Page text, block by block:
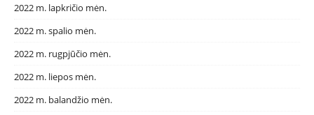
2022 m. lapkričio mėn.
2022 m. spalio mėn.
2022 m. rugpjūčio mėn.
2022 m. liepos mėn.
2022 m. balandžio mėn.